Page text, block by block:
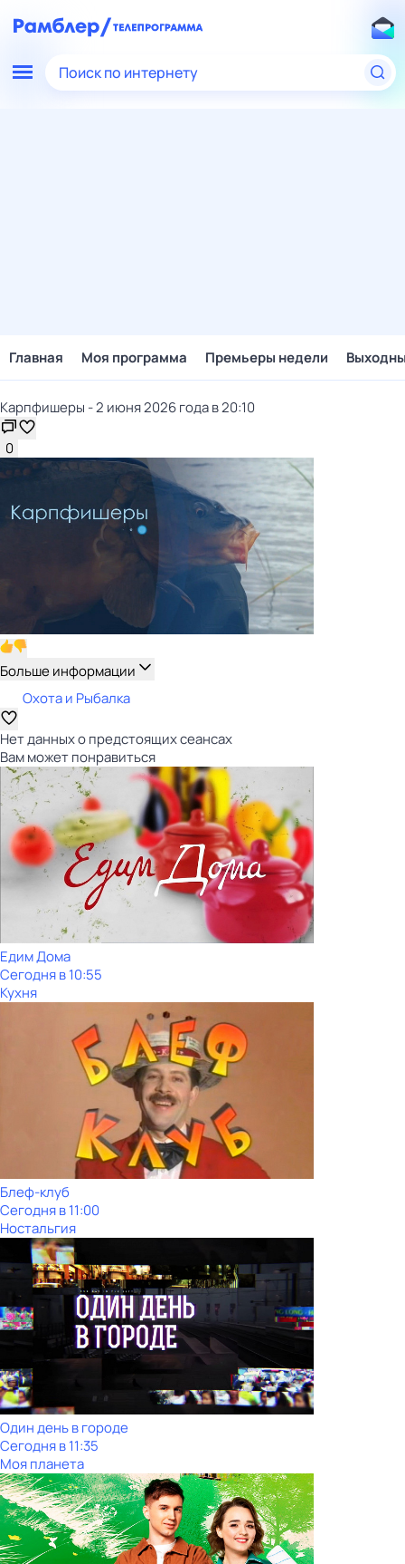
Поиск по интернету
Главная Моя программа Премьеры недели
Карпфишеры - 2 июня 2026 года в 20:10
0
Больше информации
Охота и Рыбалка
Нет данных о предстоящих сеансах
Вам может понравиться
Едим Дома
Сегодня в 10:55
Кухня
Блеф-клуб
Сегодня в 11:00
Ностальгия
Один день в городе
Сегодня в 11:35
Моя планета